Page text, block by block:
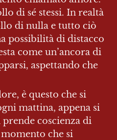
di sé stessi. In realtà
di nulla e tutto ciò
possibilità di distacco
come un’ancora di
aspettando che
è questo che si
mattina, appena si
coscienza di
che si